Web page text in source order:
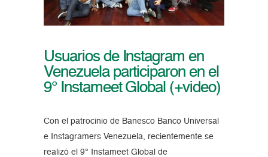
Usuarios de Instagram en
Venezuela participaron en el
9° Instameet Global (+video)
Con el patrocinio de Banesco Banco Universal
e Instagramers Venezuela, recientemente se
realizó el 9° Instameet Global de